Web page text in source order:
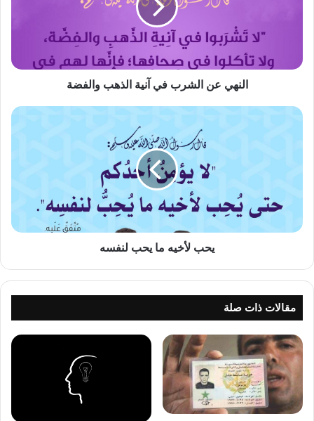
النهي عن الشرب في آنية الذهب والفضة
يحب
يحب لأخيه ما يحب لنفسه
مقالات ذات صلة